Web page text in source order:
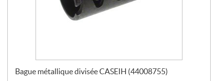
Bague métallique divisée CASEIH (44008755)